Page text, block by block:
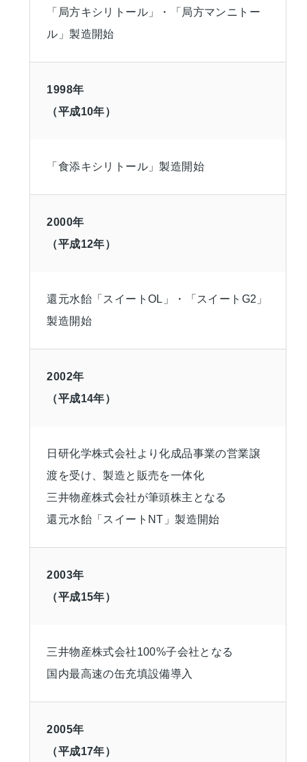
「局方キシリトール」・「局方マンニトー
ル」製造開始
1998年
（平成10年）
「食添キシリトール」製造開始
2000年
（平成12年）
還元水飴「スイートOL」・「スイートG2」
製造開始
2002年
（平成14年）
日研化学株式会社より化成品事業の営業譲
渡を受け、製造と販売を一体化
三井物産株式会社が筆頭株主となる
還元水飴「スイートNT」製造開始
2003年
（平成15年）
三井物産株式会社100%子会社となる
国内最高速の缶充填設備導入
2005年
（平成17年）